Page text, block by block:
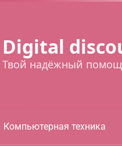
Digital
Твой надёжный
Компьютерная техника